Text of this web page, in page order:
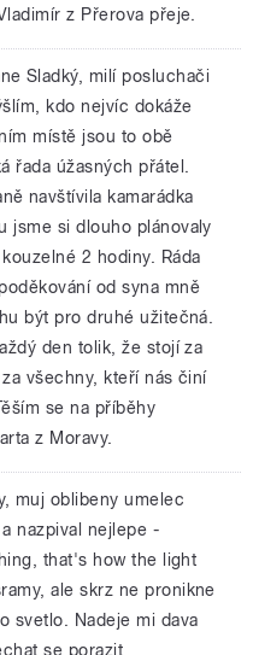
z Přerova přeje.
Sladký, milí posluchači
kdo nejvíc dokáže
místě jsou to obě
řada úžasných přátel.
navštívila kamarádka
jsme si dlouho plánovaly
2 hodiny. Ráda
od syna mně
být pro druhé užitečná.
den tolik, že stojí za
všechny, kteří nás činí
se na příběhy
z Moravy.
muj oblibeny umelec
nazpival nejlepe -
that's how the light
ale skrz ne pronikne
svetlo. Nadeje mi dava
se porazit